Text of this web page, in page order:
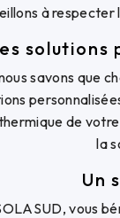
à respecter
solutions
savons que
de
la
Un
vous